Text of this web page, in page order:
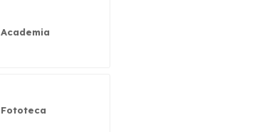
Academia
Fototeca